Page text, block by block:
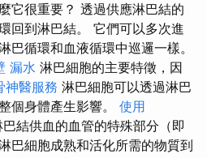
它很重要？ 透過供應淋巴結的
回到淋巴結。 它們可以多次進
巴循環和血液循環中巡邏一樣。
漏水 淋巴細胞的主要特徵，因
神醫服務 淋巴細胞可以透過淋巴
個身體產生影響。 使用
結供血的血管的特殊部分（即
巴細胞成熟和活化所需的物質到